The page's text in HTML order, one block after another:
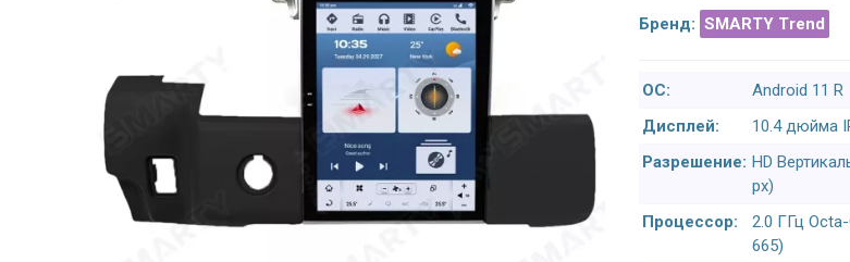
Бренд: SMARTY Trend
ОС:
Android 11 R
Дисплей:
10.4 дюйма
Разрешение: HD
px)
Процессор:
2.0 ГГц
665)